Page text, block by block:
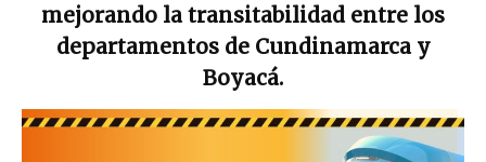
mejorando la transitabilidad entre los
departamentos de Cundinamarca y
Boyacá.